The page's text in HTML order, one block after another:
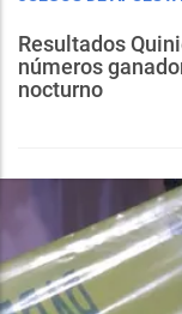
Resultados
números
nocturno